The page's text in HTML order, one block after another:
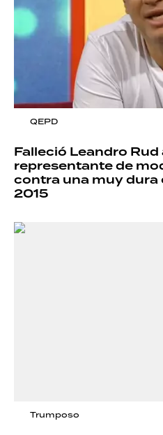
QEPD
Falleció Leandro Rud
representante de
contra una muy
2015
Trumposo